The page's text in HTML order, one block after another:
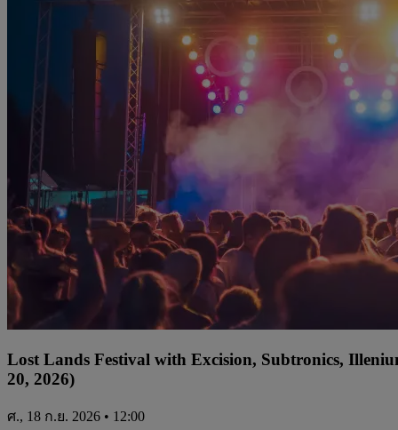
Lost Lands Festival with Excision, Subtronics,
20, 2026)
ศ., 18 ก.ย. 2026 • 12:00